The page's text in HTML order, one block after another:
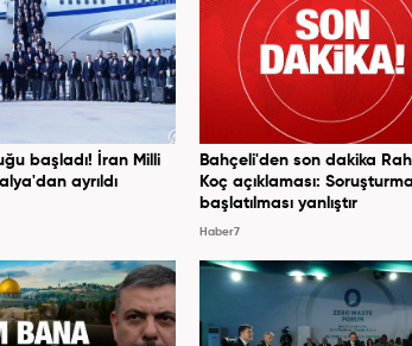
başladı! İran Milli
ayrıldı
Bahçeli'den son dakika
Koç açıklaması: Soruşturma
başlatılması yanlıştır
Haber7